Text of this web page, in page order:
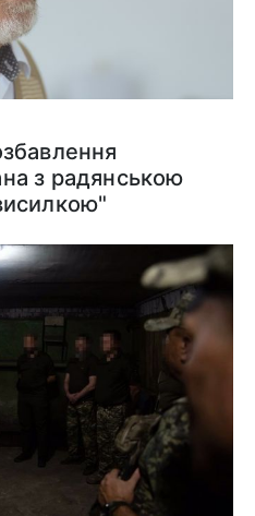
з радянською